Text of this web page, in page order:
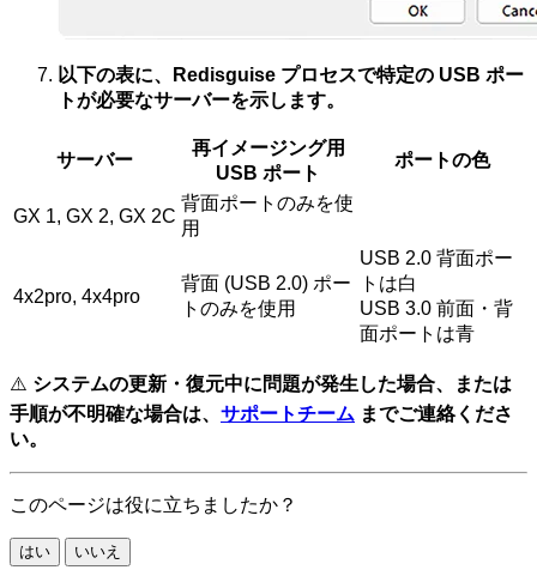
以下の表に、Redisguise プロセスで特定の USB ポー
トが必要なサーバーを示します。
サーバー
再イメージング用
USB ポート
ポートの色
GX 1, GX 2, GX 2C
背面ポートのみを使
用
4x2pro, 4x4pro
背面 (USB 2.0) ポー
トのみを使用
USB 2.0 背面ポー
トは白
USB 3.0 前面・背
面ポートは青
⚠️ システムの更新・復元中に問題が発生した場合、または
手順が不明確な場合は、 サポートチーム までご連絡くださ
い。
このページは役に立ちましたか？
はい いいえ